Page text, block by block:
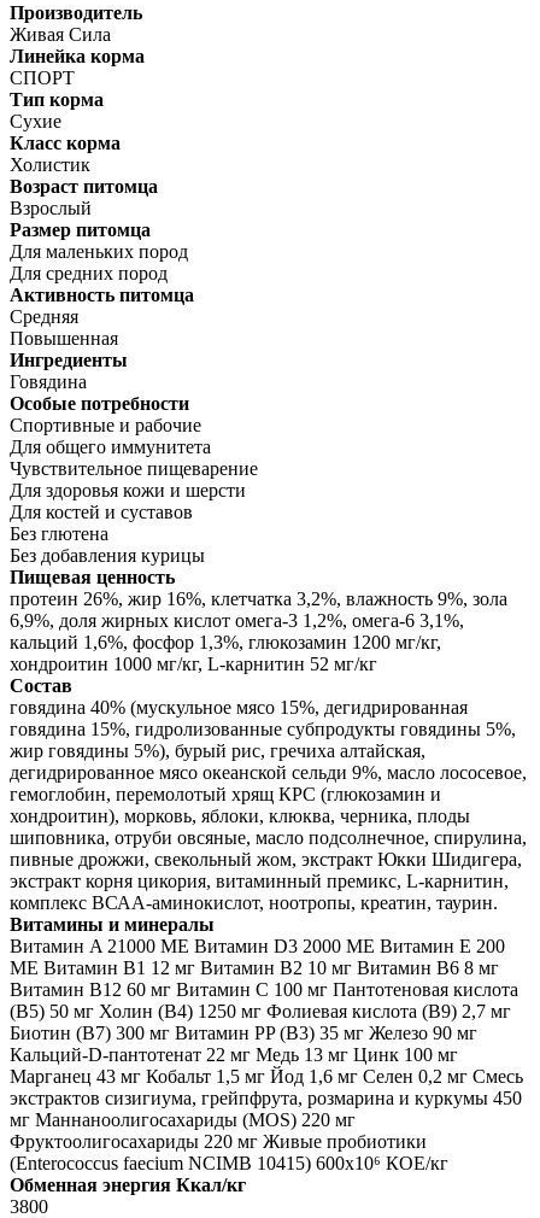
Производитель
Живая Сила
Линейка корма
СПОРТ
Тип корма
Сухие
Класс корма
Холистик
Возраст питомца
Взрослый
Размер питомца
Для маленьких пород
Для средних пород
Активность питомца
Средняя
Повышенная
Ингредиенты
Говядина
Особые потребности
Спортивные и рабочие
Для общего иммунитета
Чувствительное пищеварение
Для здоровья кожи и шерсти
Для костей и суставов
Без глютена
Без добавления курицы
Пищевая ценность
протеин 26%, жир 16%, клетчатка 3,2%, влажность 9%, зола
6,9%, доля жирных кислот омега-3 1,2%, омега-6 3,1%,
кальций 1,6%, фосфор 1,3%, глюкозамин 1200 мг/кг,
хондроитин 1000 мг/кг, L-карнитин 52 мг/кг
Состав
говядина 40% (мускульное мясо 15%, дегидрированная
говядина 15%, гидролизованные субпродукты говядины 5%,
жир говядины 5%), бурый рис, гречиха алтайская,
дегидрированное мясо океанской сельди 9%, масло лососевое,
гемоглобин, перемолотый хрящ КРС (глюкозамин и
хондроитин), морковь, яблоки, клюква, черника, плоды
шиповника, отруби овсяные, масло подсолнечное, спирулина,
пивные дрожжи, свекольный жом, экстракт Юкки Шидигера,
экстракт корня цикория, витаминный премикс, L-карнитин,
комплекс ВСАА-аминокислот, ноотропы, креатин, таурин.
Витамины и минералы
Витамин A 21000 ME Витамин D3 2000 ME Витамин E 200
МЕ Витамин B1 12 мг Витамин B2 10 мг Витамин B6 8 мг
Витамин B12 60 мг Витамин C 100 мг Пантотеновая кислота
(B5) 50 мг Холин (В4) 1250 мг Фолиевая кислота (B9) 2,7 мг
Биотин (В7) 300 мг Витамин PP (B3) 35 мг Железо 90 мг
Кальций-D-пантотенат 22 мг Медь 13 мг Цинк 100 мг
Марганец 43 мг Кобальт 1,5 мг Йод 1,6 мг Селен 0,2 мг Смесь
экстрактов сизигиума, грейпфрута, розмарина и куркумы 450
мг Маннаноолигосахариды (MOS) 220 мг
Фруктоолигосахариды 220 мг Живые пробиотики
(Enterococcus faecium NCIMB 10415) 600x10⁶ КОЕ/кг
Обменная энергия Ккал/кг
3800